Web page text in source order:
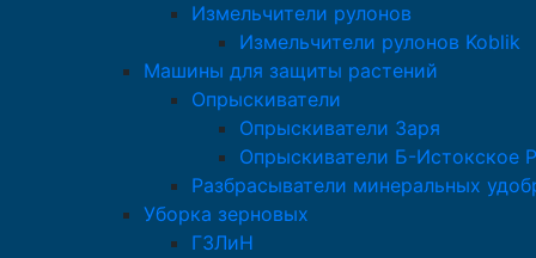
Измельчители рулонов
Измельчители рулонов Koblik
Машины для защиты растений
Опрыскиватели
Опрыскиватели Заря
Опрыскиватели Б-Истокское
Разбрасыватели минеральных
Уборка зерновых
ГЗЛиН